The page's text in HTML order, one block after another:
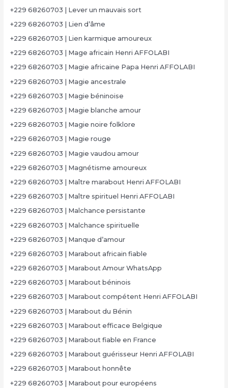
+229 68260703 | Lever un mauvais sort
+229 68260703 | Lien d’âme
+229 68260703 | Lien karmique amoureux
+229 68260703 | Mage africain Henri AFFOLABI
+229 68260703 | Magie africaine Papa Henri AFFOLABI
+229 68260703 | Magie ancestrale
+229 68260703 | Magie béninoise
+229 68260703 | Magie blanche amour
+229 68260703 | Magie noire folklore
+229 68260703 | Magie rouge
+229 68260703 | Magie vaudou amour
+229 68260703 | Magnétisme amoureux
+229 68260703 | Maître marabout Henri AFFOLABI
+229 68260703 | Maître spirituel Henri AFFOLABI
+229 68260703 | Malchance persistante
+229 68260703 | Malchance spirituelle
+229 68260703 | Manque d’amour
+229 68260703 | Marabout africain fiable
+229 68260703 | Marabout Amour WhatsApp
+229 68260703 | Marabout béninois
+229 68260703 | Marabout compétent Henri AFFOLABI
+229 68260703 | Marabout du Bénin
+229 68260703 | Marabout efficace Belgique
+229 68260703 | Marabout fiable en France
+229 68260703 | Marabout guérisseur Henri AFFOLABI
+229 68260703 | Marabout honnête
+229 68260703 | Marabout pour européens